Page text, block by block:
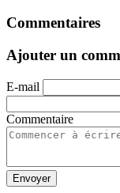
Commentaires
Ajouter un
E-mail
Commentaire
Envoyer